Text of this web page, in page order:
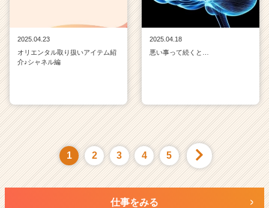
2025.04.23
オリエンタル取り扱いアイテム紹
介♪シャネル編
2025.04.18
悪い事って続くと…
1 2 3 4 5
仕事をみる